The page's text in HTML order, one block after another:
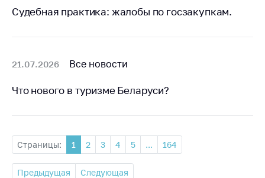
Судебная практика: жалобы по госзакупкам.
21.07.2026 Все новости
Что нового в туризме Беларуси?
Страницы: 1 2 3 4 5 ... 164
Предыдущая Следующая